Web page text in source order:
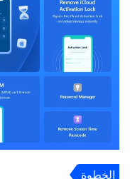
الخطوة